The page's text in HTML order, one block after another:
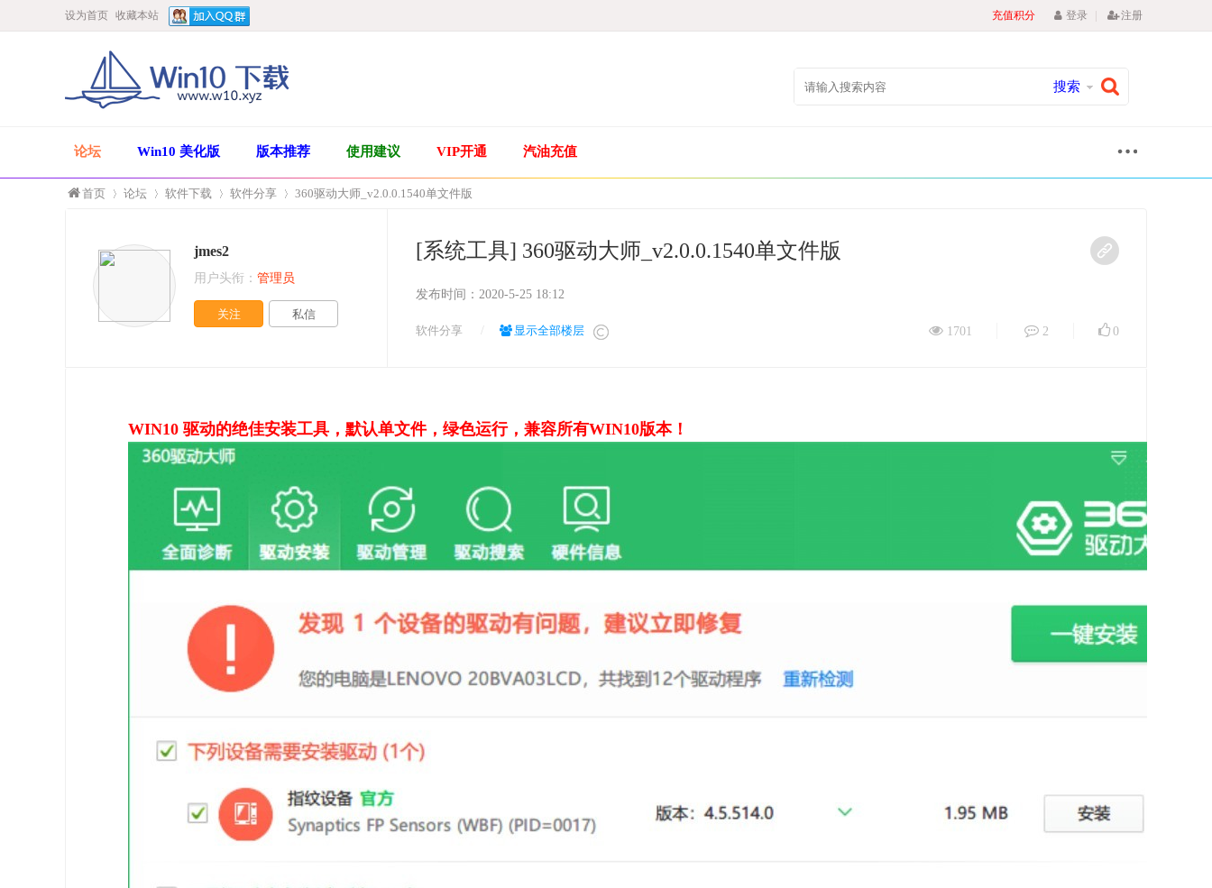
设为首页 收藏本站 充值积分 登录 | 注册
搜索
论坛 Win10 美化版 版本推荐 使用建议 VIP开通 汽油充值
首页
»
论坛 软件下载
›
软件分享
›
360驱动大师_v2.0.0.1540单文件版
[系统工具] 360驱动大师_v2.0.0.1540单文件版
发布时间： 2020-5-25 18:12
软件分享 / 显示全部楼层 1701 2 0
jmes2
用户头衔： 管理员
关注 私信
WIN10 驱动的绝佳安装工具，默认单文件，绿色运行，兼容所有WIN10版本！